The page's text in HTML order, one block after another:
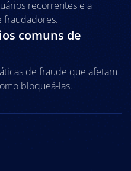
recorrentes e a
fraudadores.
comuns de
de fraude que afetam
bloqueá-las.